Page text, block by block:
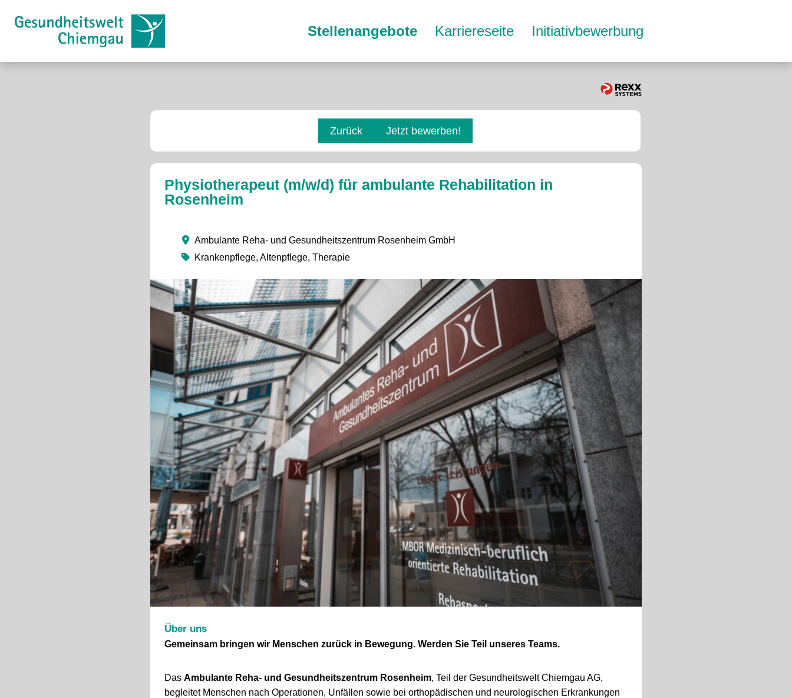
Stellenangebote Karriereseite Initiativbewerbung
Zurück Jetzt bewerben!
Physiotherapeut (m/w/d) für ambulante Rehabilitation in
Rosenheim
Ambulante Reha- und Gesundheitszentrum Rosenheim GmbH
Krankenpflege, Altenpflege, Therapie
Über uns
Gemeinsam bringen wir Menschen zurück in Bewegung. Werden Sie Teil unseres Teams.
Das Ambulante Reha- und Gesundheitszentrum Rosenheim, Teil der Gesundheitswelt Chiemgau AG,
begleitet Menschen nach Operationen, Unfällen sowie bei orthopädischen und neurologischen Erkrankungen